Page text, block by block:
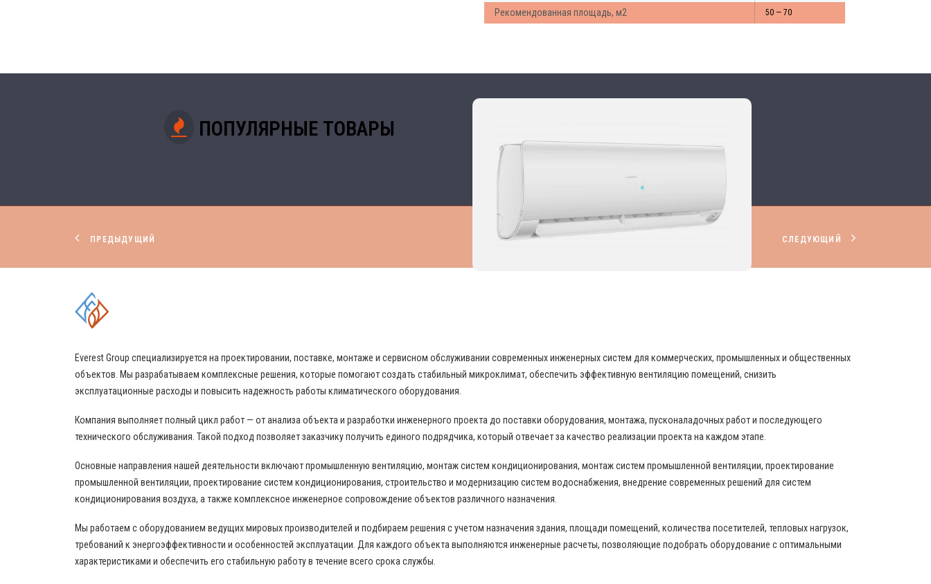
Рекомендованная площадь, м2 50 — 70
ПОПУЛЯРНЫЕ ТОВАРЫ
ПРЕДЫДУЩИЙ СЛЕДУЮЩИЙ
Everest Group специализируется на проектировании, поставке, монтаже и сервисном обслуживании современных инженерных систем для коммерческих, промышленных и общественных
объектов. Мы разрабатываем комплексные решения, которые помогают создать стабильный микроклимат, обеспечить эффективную вентиляцию помещений, снизить
эксплуатационные расходы и повысить надежность работы климатического оборудования.
Компания выполняет полный цикл работ — от анализа объекта и разработки инженерного проекта до поставки оборудования, монтажа, пусконаладочных работ и последующего
технического обслуживания. Такой подход позволяет заказчику получить единого подрядчика, который отвечает за качество реализации проекта на каждом этапе.
Основные направления нашей деятельности включают промышленную вентиляцию, монтаж систем кондиционирования, монтаж систем промышленной вентиляции, проектирование
промышленной вентиляции, проектирование систем кондиционирования, строительство и модернизацию систем водоснабжения, внедрение современных решений для систем
кондиционирования воздуха, а также комплексное инженерное сопровождение объектов различного назначения.
Мы работаем с оборудованием ведущих мировых производителей и подбираем решения с учетом назначения здания, площади помещений, количества посетителей, тепловых нагрузок,
требований к энергоэффективности и особенностей эксплуатации. Для каждого объекта выполняются инженерные расчеты, позволяющие подобрать оборудование с оптимальными
характеристиками и обеспечить его стабильную работу в течение всего срока службы.